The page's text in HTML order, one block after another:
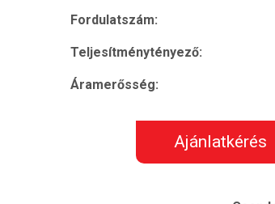
Fordulatszám:
Teljesítménytényező:
Áramerősség:
Ajánlatkérés